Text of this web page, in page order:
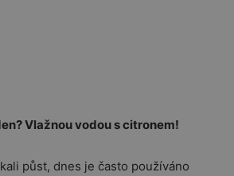
Vlažnou vodou s citronem!
půst, dnes je často používáno